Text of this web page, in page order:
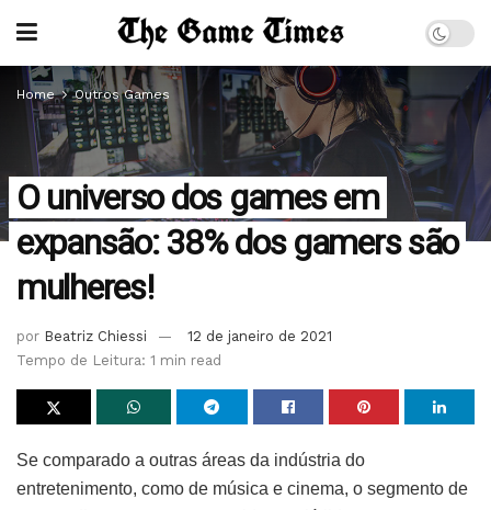
Home Outros Games
O universo dos games em
expansão: 38% dos gamers são
mulheres!
por Beatriz Chiessi
12 de janeiro de 2021
Tempo de Leitura: 1 min read
Se comparado a outras áreas da indústria do
entretenimento, como de música e cinema, o segmento de